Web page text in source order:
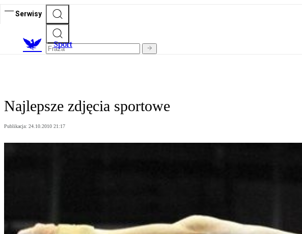
Serwisy
Sport
Najlepsze zdjęcia sportowe
Publikacja: 24.10.2010 21:17